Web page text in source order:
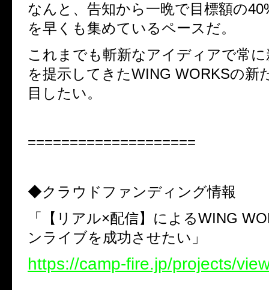
なんと、告知から一晩で目標額の
を早くも集めているペースだ。
これまでも斬新なアイディアで常
を提示してきたWING WORKSの新
目したい。
====================
◆クラウドファンディング情報
「【リアル×配信】によるWING
ンライブを成功させたい」
https://camp-fire.jp/projects/